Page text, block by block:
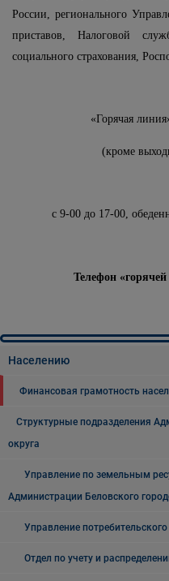
России, регионального
приставов, Налоговой
социального страхования,
«Горячая
(кроме
с 9-00 до 17-00,
Телефон
Населению
Финансовая грамотность
Структурные подразделения
округа
Управление по земельным
Администрации Беловского
Управление
Отдел по учету и